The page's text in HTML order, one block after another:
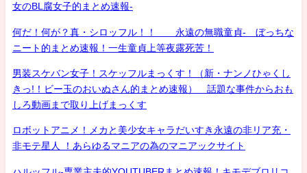
女のBL腐女子的まとめ速報-
何だ！何が？真・シロッフル！！ 永遠の無職童貞- ぼっちな
ニート的まとめ速報！一生童貞上等夜露死苦！
男装スケバン女子！スケッフルまっくす！（新・ナンノひゃくし
きっ!！ビー玉のおいぬさん的まとめ速報） 話題な事件からおも
しろ動画まで取り上げまっくす
ロボットアニメ！メカと美少女キャラだいすき永遠の非リア充・
非モテ星人 ！あらゆるマニアの為のマニアックサイト